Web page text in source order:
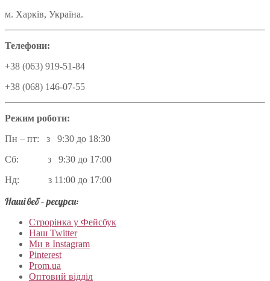
м. Харків, Україна.
Телефони:
+38 (063) 919-51-84
+38 (068) 146-07-55
Режим роботи:
Пн – пт: з 9:30 до 18:30
Сб: з 9:30 до 17:00
Нд: з 11:00 до 17:00
Наші веб – ресурси:
Строрінка у Фейсбук
Наш Twitter
Ми в Instagram
Pinterest
Prom.ua
Оптовий відділ